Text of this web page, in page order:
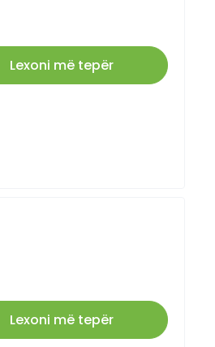
Lexoni më tepër
Lexoni më tepër